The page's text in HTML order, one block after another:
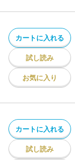
カートに入れる
試し読み
お気に入り
カートに入れる
試し読み